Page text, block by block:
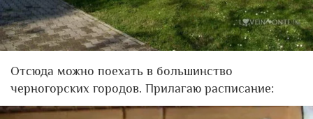
Отсюда можно поехать в большинство
черногорских городов. Прилагаю расписание: